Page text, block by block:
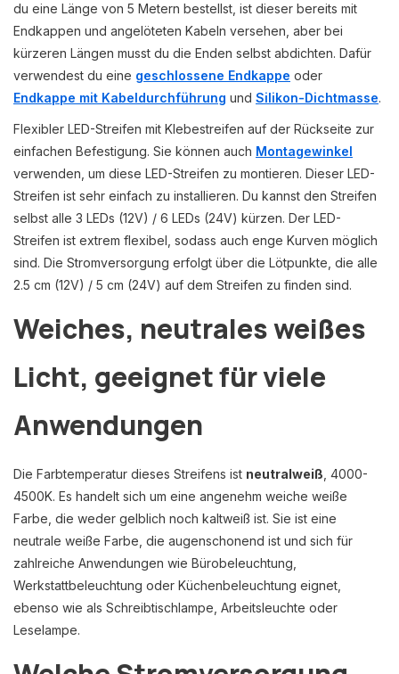
du eine Länge von 5 Metern bestellst, ist dieser bereits mit
Endkappen und angelöteten Kabeln versehen, aber bei
kürzeren Längen musst du die Enden selbst abdichten. Dafür
verwendest du eine geschlossene Endkappe oder
Endkappe mit Kabeldurchführung und Silikon-Dichtmasse.
Flexibler LED-Streifen mit Klebestreifen auf der Rückseite zur
einfachen Befestigung. Sie können auch Montagewinkel
verwenden, um diese LED-Streifen zu montieren. Dieser LED-
Streifen ist sehr einfach zu installieren. Du kannst den Streifen
selbst alle 3 LEDs (12V) / 6 LEDs (24V) kürzen. Der LED-
Streifen ist extrem flexibel, sodass auch enge Kurven möglich
sind. Die Stromversorgung erfolgt über die Lötpunkte, die alle
2.5 cm (12V) / 5 cm (24V) auf dem Streifen zu finden sind.
Weiches, neutrales weißes
Licht, geeignet für viele
Anwendungen
Die Farbtemperatur dieses Streifens ist neutralweiß , 4000-
4500K. Es handelt sich um eine angenehm weiche weiße
Farbe, die weder gelblich noch kaltweiß ist. Sie ist eine
neutrale weiße Farbe, die augenschonend ist und sich für
zahlreiche Anwendungen wie Bürobeleuchtung,
Werkstattbeleuchtung oder Küchenbeleuchtung eignet,
ebenso wie als Schreibtischlampe, Arbeitsleuchte oder
Leselampe.